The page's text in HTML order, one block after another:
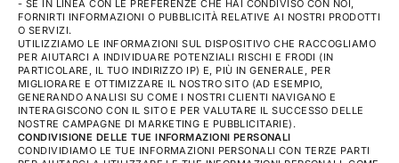
- SE IN LINEA CON LE PREFERENZE CHE HAI CONDIVISO CON NOI,
FORNIRTI INFORMAZIONI O PUBBLICITÀ RELATIVE AI NOSTRI PRODOTTI
O SERVIZI.
UTILIZZIAMO LE INFORMAZIONI SUL DISPOSITIVO CHE RACCOGLIAMO
PER AIUTARCI A INDIVIDUARE POTENZIALI RISCHI E FRODI (IN
PARTICOLARE, IL TUO INDIRIZZO IP) E, PIÙ IN GENERALE, PER
MIGLIORARE E OTTIMIZZARE IL NOSTRO SITO (AD ESEMPIO,
GENERANDO ANALISI SU COME I NOSTRI CLIENTI NAVIGANO E
INTERAGISCONO CON IL SITO E PER VALUTARE IL SUCCESSO DELLE
NOSTRE CAMPAGNE DI MARKETING E PUBBLICITARIE).
CONDIVISIONE DELLE TUE INFORMAZIONI PERSONALI
CONDIVIDIAMO LE TUE INFORMAZIONI PERSONALI CON TERZE PARTI